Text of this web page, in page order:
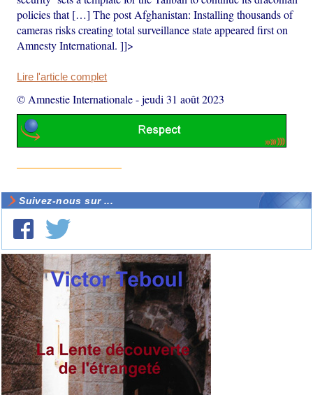
policies that […] The post Afghanistan: Installing thousands of
cameras risks creating total surveillance state appeared first on
Amnesty International. ]]>
Lire l'article complet
© Amnestie Internationale-jeudi 31 août 2023
Suivez-nous sur ...